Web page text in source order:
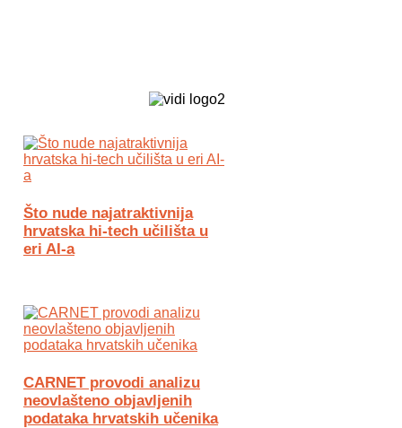
Što nude najatraktivnija
hrvatska hi-tech učilišta u
eri AI-a
CARNET provodi analizu
neovlašteno objavljenih
podataka hrvatskih učenika